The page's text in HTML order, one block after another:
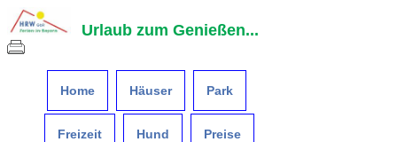
Urlaub zum Genießen...
Home Häuser Park
Freizeit Hund Preise